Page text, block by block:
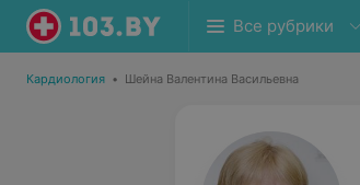
Все рубрики
Кардиология • Шейна Валентина Васильевна